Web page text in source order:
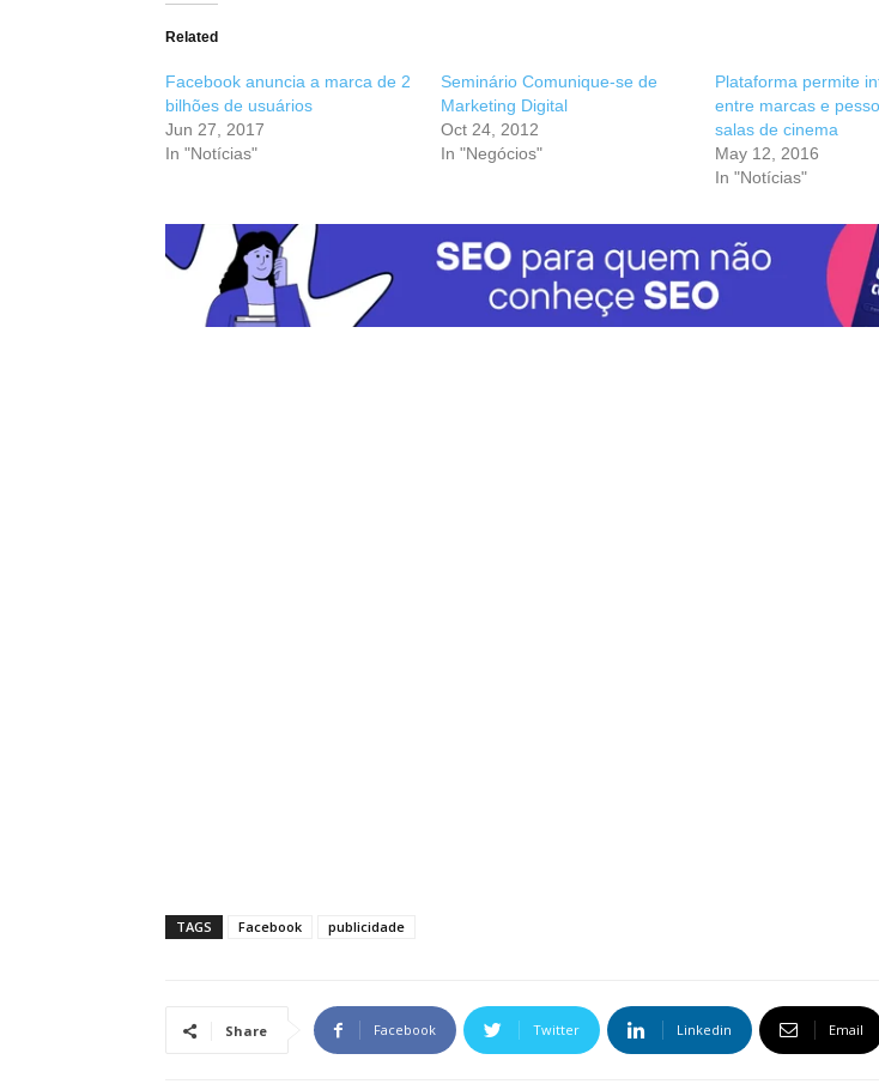
Related
Facebook anuncia a marca de 2
bilhões de usuários
Jun 27, 2017
In "Notícias"
Seminário Comunique-se de
Marketing Digital
Oct 24, 2012
In "Negócios"
Plataforma permite
entre marcas e
salas de cinema
May 12, 2016
In "Notícias"
TAGS Facebook publicidade
Share Facebook Twitter Linkedin Email